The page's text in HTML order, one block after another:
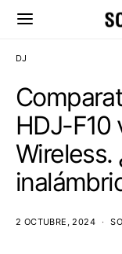
DJ
HDJ-F10
Wireless.
2 OCTUBRE, 2024